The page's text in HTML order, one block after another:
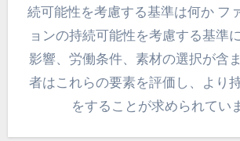
続可能性を考慮する基準は何か フ
ョンの持続可能性を考慮する基準
影響、労働条件、素材の選択が含
者はこれらの要素を評価し、より
をすることが求められてい